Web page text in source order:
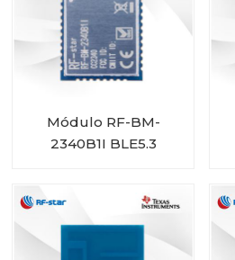
Módulo RF-BM-
2340B1I BLE5.3